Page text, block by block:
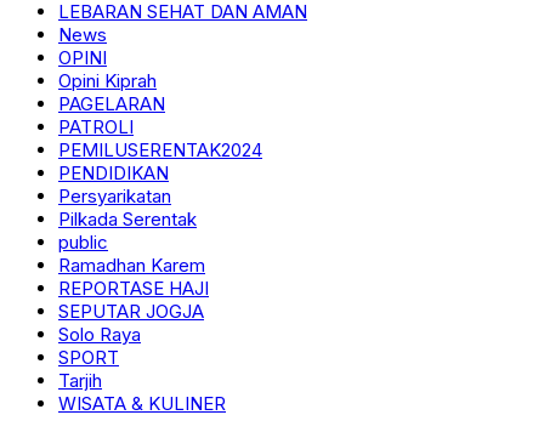
LEBARAN SEHAT DAN AMAN
News
OPINI
Opini Kiprah
PAGELARAN
PATROLI
PEMILUSERENTAK2024
PENDIDIKAN
Persyarikatan
Pilkada Serentak
public
Ramadhan Karem
REPORTASE HAJI
SEPUTAR JOGJA
Solo Raya
SPORT
Tarjih
WISATA & KULINER